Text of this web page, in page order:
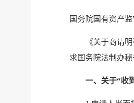
国务院国有资产
《关于商请
求国务院法制办
一、关于“收